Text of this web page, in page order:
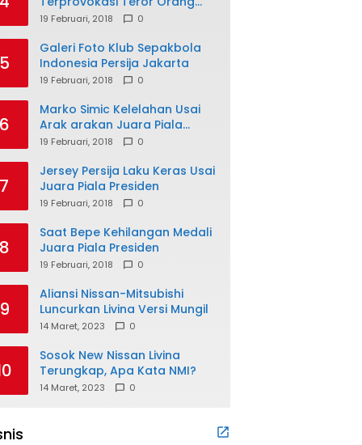
Gila
19 Februari, 2018 0
5
Galeri Foto Klub Sepakbola
Indonesia Persija Jakarta
19 Februari, 2018 0
6
Marko Simic Kelelahan Usai
Arak arakan Juara Piala
Presiden
19 Februari, 2018 0
7
Jersey Persija Laku Keras Usai
Juara Piala Presiden
19 Februari, 2018 0
8
Saat Bepe Kehilangan Medali
Juara Piala Presiden
19 Februari, 2018 0
9
Aliansi Nissan-Mitsubishi
Luncurkan Livina Versi Mungil
14 Maret, 2023 0
Sosok New Nissan Livina
Terungkap, Apa Kata NMI?
14 Maret, 2023 0